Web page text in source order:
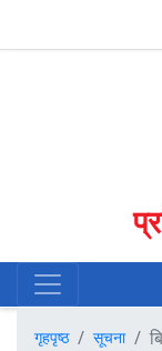
गृहपृष्ठ सूचना